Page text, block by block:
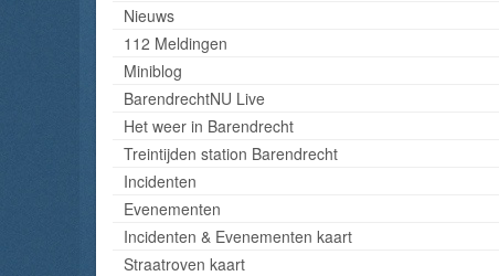
Nieuws
112 Meldingen
Miniblog
BarendrechtNU Live
Het weer in Barendrecht
Treintijden station Barendrecht
Incidenten
Evenementen
Incidenten & Evenementen kaart
Straatroven kaart